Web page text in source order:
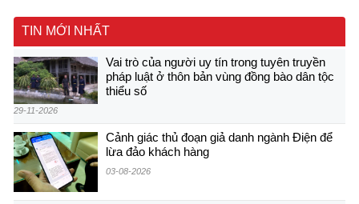
TIN MỚI NHẤT
Vai trò của người uy tín trong tuyên truyền
pháp luật ở thôn bản vùng đồng bào dân tộc
thiểu số
29-11-2026
Cảnh giác thủ đoạn giả danh ngành Điện để
lừa đảo khách hàng
03-08-2026